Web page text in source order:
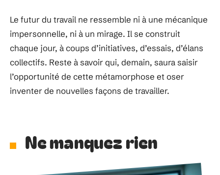
Le futur du travail ne ressemble ni à une mécanique
impersonnelle, ni à un mirage. Il se construit
chaque jour, à coups d’initiatives, d’essais, d’élans
collectifs. Reste à savoir qui, demain, saura saisir
l’opportunité de cette métamorphose et oser
inventer de nouvelles façons de travailler.
Ne manquez rien